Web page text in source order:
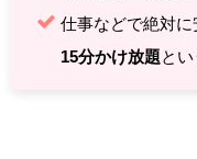
仕事などで絶対に
15分かけ放題 と